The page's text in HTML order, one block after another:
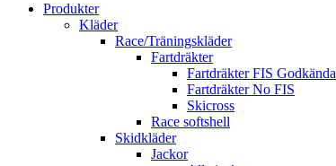
Produkter
Kläder
Race/Träningskläder
Fartdräkter
Fartdräkter FIS Godkända
Fartdräkter No FIS
Skicross
Race softshell
Skidkläder
Jackor